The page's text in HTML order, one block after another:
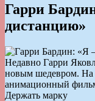
Гарри
дистанцию»
Недавно Гарри
новым шедевром.
анимационный
Держать марку